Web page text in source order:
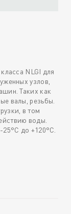
NLGI для
узлов,
Таких как
валы, резьбы.
в том
воды.
до +120°С.